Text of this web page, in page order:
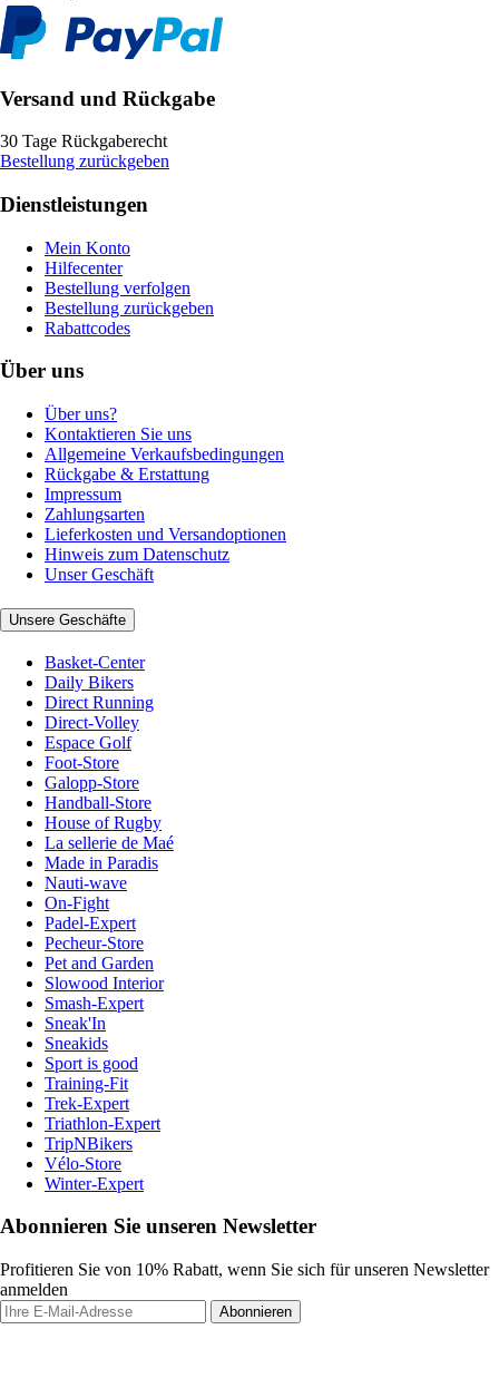
Versand und Rückgabe
30 Tage Rückgaberecht
Bestellung zurückgeben
Dienstleistungen
Mein Konto
Hilfecenter
Bestellung verfolgen
Bestellung zurückgeben
Rabattcodes
Über uns
Über uns?
Kontaktieren Sie uns
Allgemeine Verkaufsbedingungen
Rückgabe & Erstattung
Impressum
Zahlungsarten
Lieferkosten und Versandoptionen
Hinweis zum Datenschutz
Unser Geschäft
Unsere Geschäfte
Basket-Center
Daily Bikers
Direct Running
Direct-Volley
Espace Golf
Foot-Store
Galopp-Store
Handball-Store
House of Rugby
La sellerie de Maé
Made in Paradis
Nauti-wave
On-Fight
Padel-Expert
Pecheur-Store
Pet and Garden
Slowood Interior
Smash-Expert
Sneak'In
Sneakids
Sport is good
Training-Fit
Trek-Expert
Triathlon-Expert
TripNBikers
Vélo-Store
Winter-Expert
Abonnieren Sie unseren Newsletter
Profitieren Sie von 10% Rabatt, wenn Sie sich für unseren Newsletter
anmelden
Abonnieren